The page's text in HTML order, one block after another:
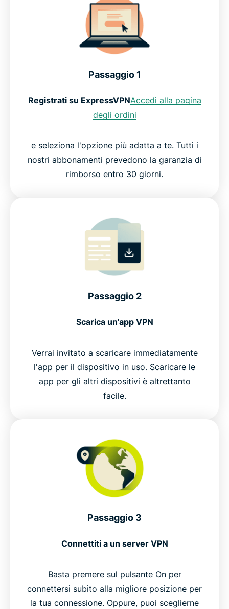
Passaggio 1
Registrati su ExpressVPNAccedi alla pagina
degli ordini
e seleziona l'opzione più adatta a te. Tutti i
nostri abbonamenti prevedono la garanzia di
rimborso entro 30 giorni.
Passaggio 2
Scarica un'app VPN
Verrai invitato a scaricare immediatamente
l'app per il dispositivo in uso. Scaricare le
app per gli altri dispositivi è altrettanto
facile.
Passaggio 3
Connettiti a un server VPN
Basta premere sul pulsante On per
connettersi subito alla migliore posizione per
la tua connessione. Oppure, puoi sceglierne